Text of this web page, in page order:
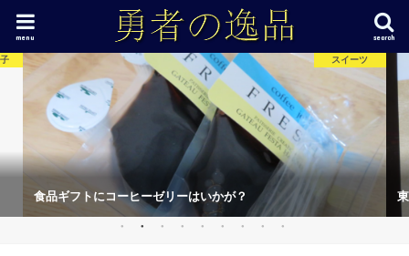
search
menu
スイーツ
食品ギフトにコーヒーゼリーはいかが？